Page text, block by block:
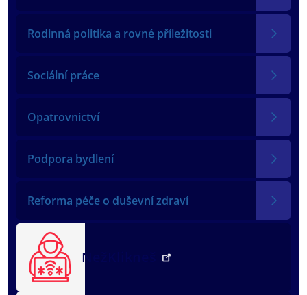
Rodinná politika a rovné příležitosti
Sociální práce
Opatrovnictví
Podpora bydlení
Reforma péče o duševní zdraví
NežKlikneš